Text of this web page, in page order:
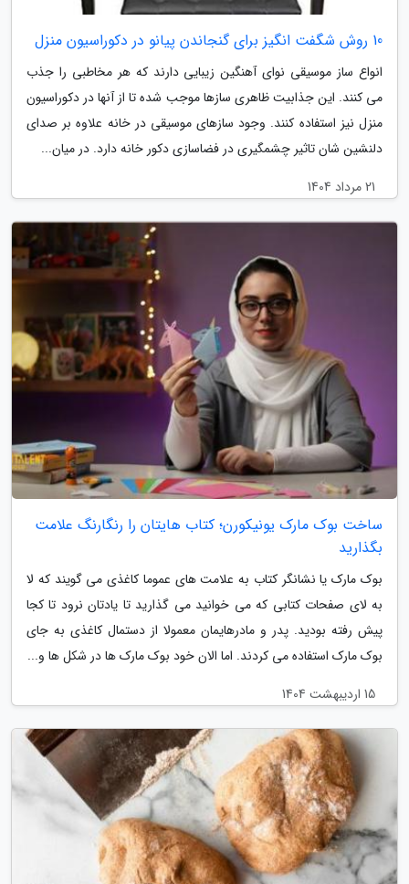
10 روش شگفت انگیز برای گنجاندن پیانو در دکوراسیون منزل
انواع ساز موسیقی نوای آهنگین زیبایی دارند که هر مخاطبی را جذب
می کنند. این جذابیت ظاهری سازها موجب شده تا از آنها در دکوراسیون
منزل نیز استفاده کنند. وجود سازهای موسیقی در خانه علاوه بر صدای
دلنشین شان تاثیر چشمگیری در فضاسازی دکور خانه دارد. در میان...
21 مرداد 1404
ساخت بوک مارک یونیکورن؛ کتاب هایتان را رنگارنگ علامت
بگذارید
بوک مارک یا نشانگر کتاب به علامت های عموما کاغذی می گویند که لا
به لای صفحات کتابی که می خوانید می گذارید تا یادتان نرود تا کجا
پیش رفته بودید. پدر و مادرهایمان معمولا از دستمال کاغذی به جای
بوک مارک استفاده می کردند. اما الان خود بوک مارک ها در شکل ها و...
15 اردیبهشت 1404